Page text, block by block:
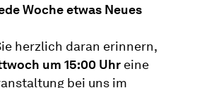
Woche etwas Neues
herzlich daran erinnern,
um 15:00 Uhr eine
bei uns im